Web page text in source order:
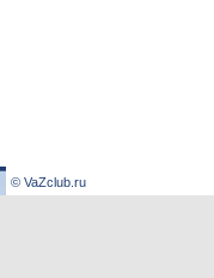
© VaZclub.ru